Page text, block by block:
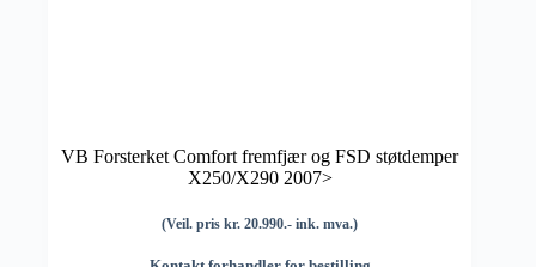
VB Forsterket Comfort fremfjær og FSD støtdemper
X250/X290 2007>
(Veil. pris kr. 20.990.- ink. mva.)